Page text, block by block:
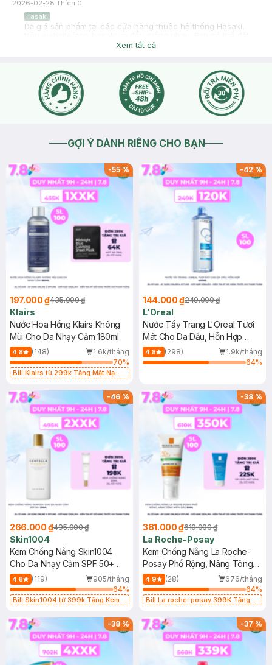
2026-02-28 Thích 0
Hasaki
Dạ giá sản phẩm tại các cửa hàng thuộc hệ thống Hasaki,
hàng qua website/app hoặc đến trực tiếp cửa hàng sẽ có
QR của sản phẩm trong ứng dụng hasaki.vn ạ.
2026-02-28Thích
Xem tất cả
GỢI Ý DÀNH RIÊNG CHO BẠN
-55%
197.000 ₫435.000 ₫
Klairs
Nước Hoa Hồng Klairs Không
Mùi Cho Da Nhạy Cảm 180ml
4.8 (148)
1.6k/tháng
70%
Bill Klairs từ 299k Tặng Mặt Nạ
25ml (SL Có Hạn)
-42%
144.000 ₫249.000 ₫
L'Oreal
Nước Tẩy Trang L'Oreal Tươi
Mát Cho Da Dầu, Hỗn Hợp
400ml
4.8 (298)
1.9k/tháng
64%
-46%
266.000 ₫495.000 ₫
Skin1004
Kem Chống Nắng Skin1004
Cho Da Nhạy Cảm SPF 50+
50ml
4.8 (119)
905/tháng
64%
Bill Skin1004 từ 399k Tặng Kem
SPF 50+ 20ml (SL Có Hạn)
-38%
381.000 ₫610.000 ₫
La Roche-Posay
Kem Chống Nắng La Roche-
Posay Phổ Rộng, Nâng Tông
Kiềm Dầu 50ml
4.9 (28)
676/tháng
64%
Bill La roche-posay 399K Tặng
(SL có hạn)
-38% -37%